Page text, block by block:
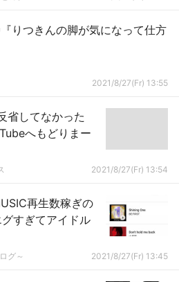
りつきんの脚が気になって仕方
2021/8/27(Fr) 13:55
省してなかった
へもどりまー
2021/8/27(Fr) 13:54
再生数稼ぎの
すぎてアイドル
グ～ 2021/8/27(Fr) 13:45